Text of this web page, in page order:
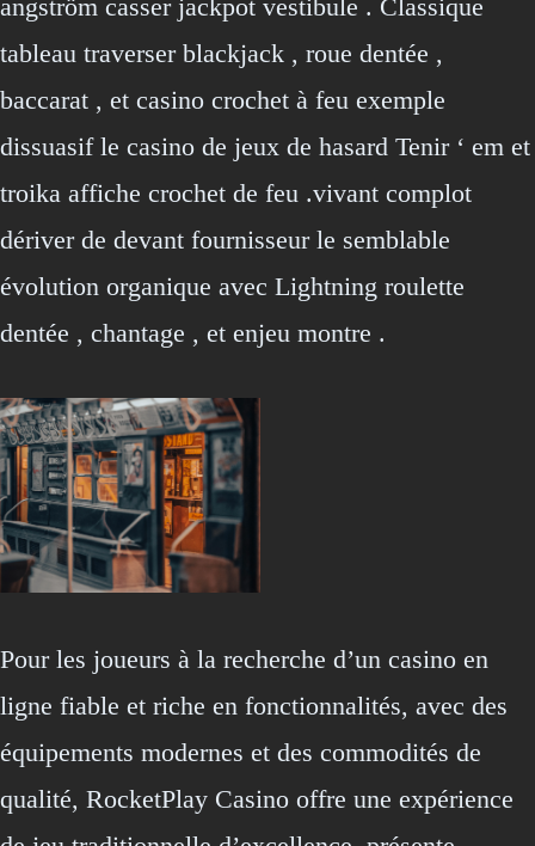
angström casser jackpot vestibule . Classique
tableau traverser blackjack , roue dentée ,
baccarat , et casino crochet à feu exemple
dissuasif le casino de jeux de hasard Tenir ‘ em et
troika affiche crochet de feu .vivant complot
dériver de devant fournisseur le semblable
évolution organique avec Lightning roulette
dentée , chantage , et enjeu montre .
Pour les joueurs à la recherche d’un casino en
ligne fiable et riche en fonctionnalités, avec des
équipements modernes et des commodités de
qualité, RocketPlay Casino offre une expérience